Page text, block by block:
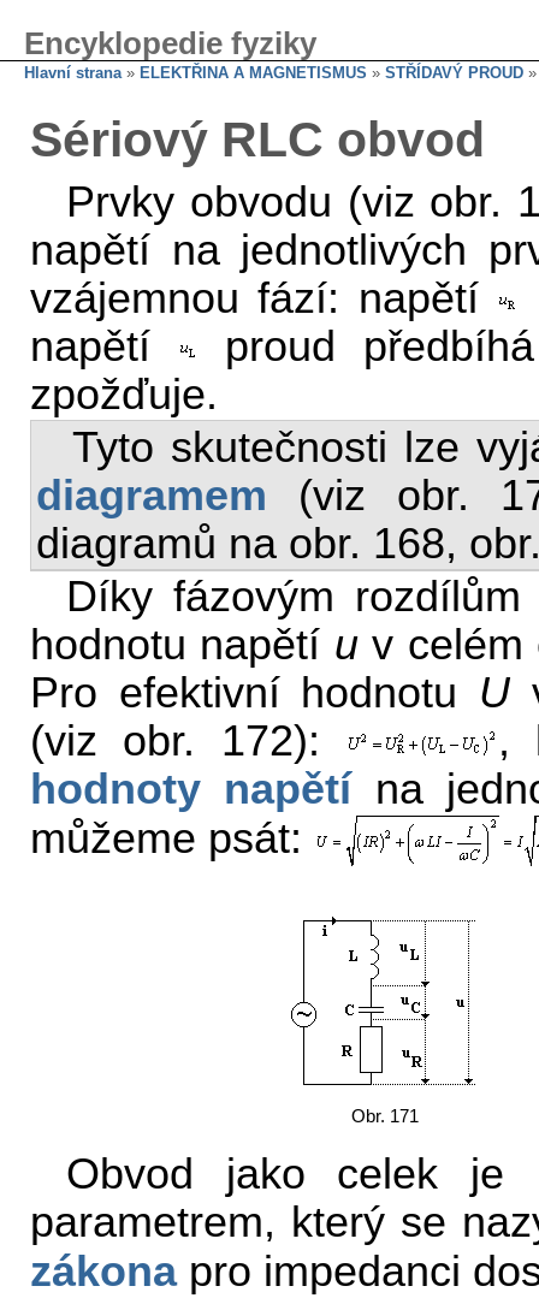
Encyklopedie fyziky
Hlavní strana» ELEKTŘINA A MAGNETISMUS » STŘÍDAVÝ PROUD
Sériový RLC obvod
Prvky obvodu (viz obr.
napětí na jednotlivých
vzájemnou fází: napětí
napětí
proud
zpožďuje.
Tyto skutečnosti lze
diagramem (viz obr.
diagramů na obr. 168,
Díky fázovým
hodnotu napětí uv celém
Pro efektivní hodnotu U
(viz obr. 172):
,
hodnoty napětína
můžeme psát:
Obr. 171
Obvod jako celek je
parametrem, který se
zákonapro impedanci